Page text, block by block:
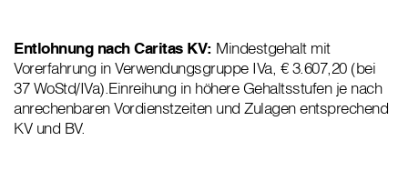
Entlohnung nach Caritas KV: Mindestgehalt mit
Vorerfahrung in Verwendungsgruppe IVa, € 3.607,20 (bei
37 WoStd/IVa).Einreihung in höhere Gehaltsstufen je nach
anrechenbaren Vordienstzeiten und Zulagen entsprechend
KV und BV.